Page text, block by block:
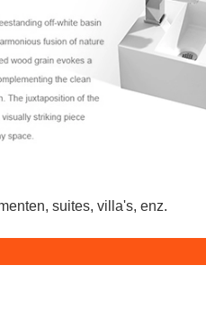
suites, villa's, enz.